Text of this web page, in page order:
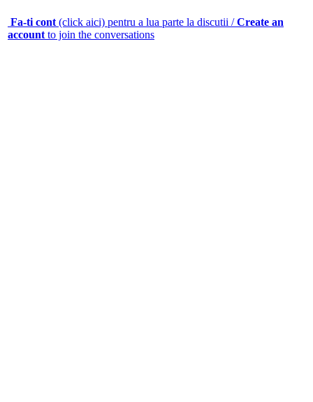
Fa-ti cont (click aici) pentru a lua parte la discutii /Create an
account to join the conversations